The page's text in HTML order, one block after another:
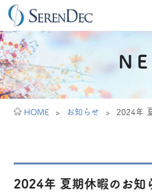
HOME > お知らせ > 2024年
2024年 夏期休暇のお知